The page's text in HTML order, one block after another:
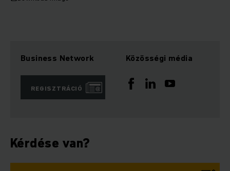
Business Network
REGISZTRÁCIÓ
Közösségi média
Kérdése van?